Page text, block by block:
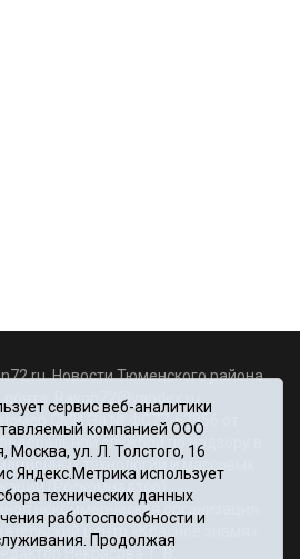
Новости Тюменского района.
Rayon72@yandex.ru
номер СМИ Эл № ФС77-67956 от
службой по надзору в
технологий и массовых
(Роскомнадзор)
некоммерческая организация
центр «Красное знамя».
Некрасова Т. В.
сервис веб-аналитики
компанией ООО
Москва, ул. Л. Толстого, 16
Яндекс.Метрика использует
технических данных
работоспособности и
Продолжая